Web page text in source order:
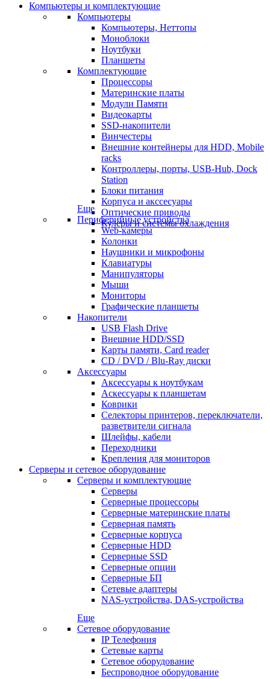
Компьютеры и комплектующие
Компьютеры
Компьютеры, Неттопы
Моноблоки
Ноутбуки
Планшеты
Комплектующие
Процессоры
Материнские платы
Модули Памяти
Видеокарты
SSD-накопители
Винчестеры
Внешние контейнеры для HDD, Mobile
racks
Контроллеры, порты, USB-Hub, Dock
Station
Блоки питания
Корпуса и акссесуары
Оптические приводы
Кулеры и системы охлаждения
Еще
Периферийные устройства
Web-камеры
Колонки
Наушники и микрофоны
Клавиатуры
Манипуляторы
Мыши
Мониторы
Графические планшеты
Накопители
USB Flash Drive
Внешние HDD/SSD
Карты памяти, Card reader
CD / DVD / Blu-Ray диски
Аксессуары
Аксессуары к ноутбукам
Аскессуары к планшетам
Коврики
Селекторы принтеров, переключатели,
разветвители сигнала
Шлейфы, кабели
Переходники
Крепления для мониторов
Серверы и сетевое оборудование
Серверы и комплектующие
Серверы
Серверные процессоры
Серверные материнские платы
Серверная память
Серверные корпуса
Серверные HDD
Серверные SSD
Серверные опции
Серверные БП
Сетевые адаптеры
NAS-устройства, DAS-устройства
Еще
Сетевое оборудование
IP Телефония
Сетевые карты
Сетевое оборудование
Беспроводное оборудование